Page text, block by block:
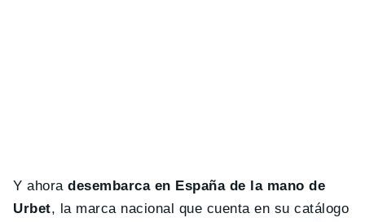
Y ahoradesembarca en España de la mano de
Urbet, la marca nacional que cuenta en su catálogo